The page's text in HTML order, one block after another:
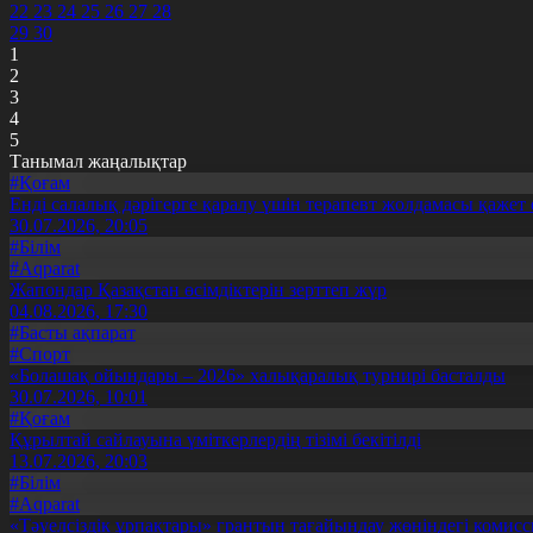
22 23 24 25 26 27 28
29 30
1
2
3
4
5
Танымал жаңалықтар
#Қоғам
Енді салалық дәрігерге қаралу үшін терапевт жолдамасы қажет
30.07.2026, 20:05
#Білім
#Aqparat
Жапондар Қазақстан өсімдіктерін зерттеп жүр
04.08.2026, 17:30
#Басты ақпарат
#Спорт
«Болашақ ойындары – 2026» халықаралық турнирі басталды
30.07.2026, 10:01
#Қоғам
Құрылтай сайлауына үміткерлердің тізімі бекітілді
13.07.2026, 20:03
#Білім
#Aqparat
«Тәуелсіздік ұрпақтары» грантын тағайындау жөніндегі